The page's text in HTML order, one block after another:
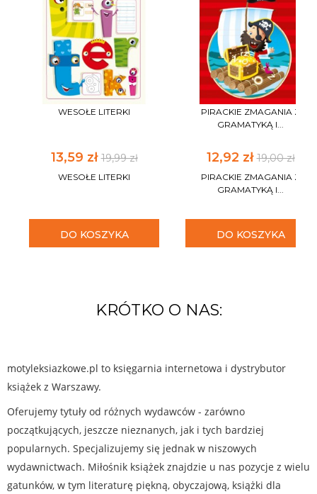
WESOŁE LITERKI
13,59 zł19,99 zł
WESOŁE LITERKI
DO KOSZYKA
PIRACKIE ZMAGANIA Z
GRAMATYKĄ I...
12,92 zł19,00 zł
PIRACKIE ZMAGANIA Z
GRAMATYKĄ I...
DO KOSZYKA
KRÓTKO O NAS:
motyleksiazkowe.pl to księgarnia internetowa i dystrybutor
książek z Warszawy.
Oferujemy tytuły od różnych wydawców - zarówno
początkujących, jeszcze nieznanych, jak i tych bardziej
popularnych. Specjalizujemy się jednak w niszowych
wydawnictwach. Miłośnik książek znajdzie u nas pozycje z wielu
gatunków, w tym literaturę piękną, obyczajową, książki dla